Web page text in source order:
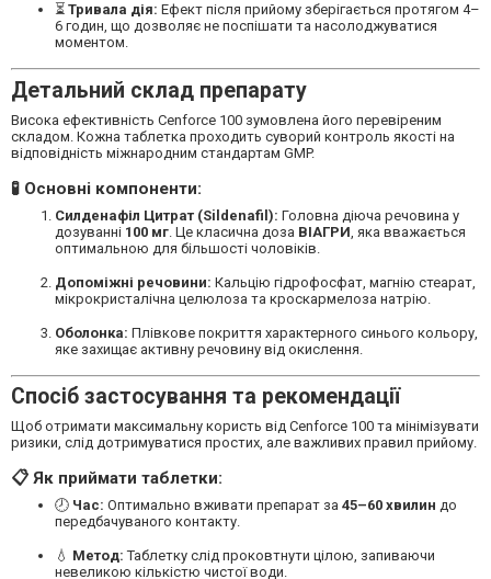
⏳ Тривала дія: Ефект після прийому зберігається протягом 4–
6 годин, що дозволяє не поспішати та насолоджуватися
моментом.
Детальний склад препарату
Висока ефективність Cenforce 100 зумовлена його перевіреним
складом. Кожна таблетка проходить суворий контроль якості на
відповідність міжнародним стандартам GMP.
🧪 Основні компоненти:
Силденафіл Цитрат (Sildenafil): Головна діюча речовина у
дозуванні 100 мг . Це класична доза ВІАГРИ , яка вважається
оптимальною для більшості чоловіків.
Допоміжні речовини: Кальцію гідрофосфат, магнію стеарат,
мікрокристалічна целюлоза та кроскармелоза натрію.
Оболонка: Плівкове покриття характерного синього кольору,
яке захищає активну речовину від окислення.
Спосіб застосування та рекомендації
Щоб отримати максимальну користь від Cenforce 100 та мінімізувати
ризики, слід дотримуватися простих, але важливих правил прийому.
📋 Як приймати таблетки:
🕗 Час: Оптимально вживати препарат за 45–60 хвилин до
передбачуваного контакту.
💧 Метод: Таблетку слід проковтнути цілою, запиваючи
невеликою кількістю чистої води.